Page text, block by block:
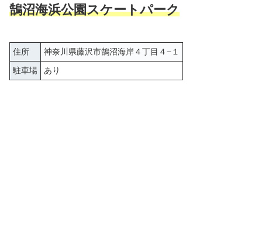
鵠沼海浜公園スケートパーク
住所
神奈川県藤沢市鵠沼海岸４丁目４−１
駐車場
あり